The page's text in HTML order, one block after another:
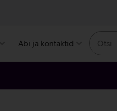
Abi ja kontaktid